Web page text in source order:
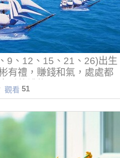
9、12、15、21、26)出生
有禮，賺錢和氣，處處都
愛的禮物
觀看 51